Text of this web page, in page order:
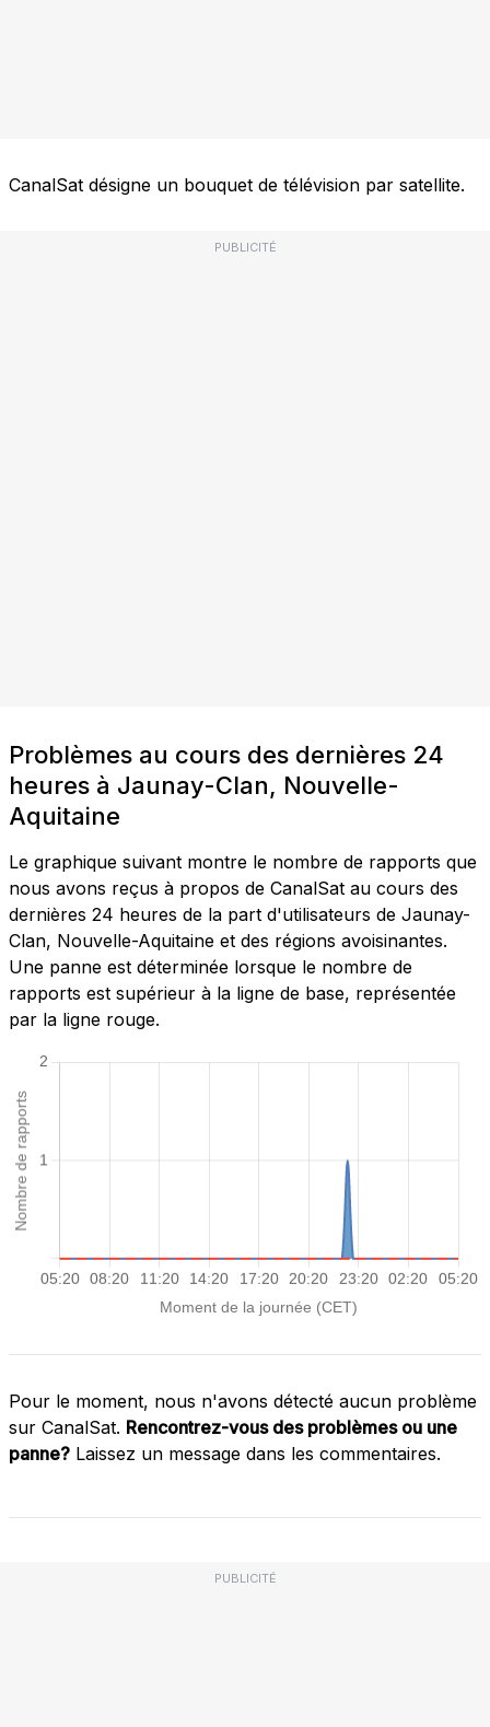
CanalSat désigne un bouquet de télévision par satellite.
PUBLICITÉ
Problèmes au cours des dernières 24
heures à Jaunay-Clan, Nouvelle-
Aquitaine
Le graphique suivant montre le nombre de rapports que
nous avons reçus à propos de CanalSat au cours des
dernières 24 heures de la part d'utilisateurs de Jaunay-
Clan, Nouvelle-Aquitaine et des régions avoisinantes.
Une panne est déterminée lorsque le nombre de
rapports est supérieur à la ligne de base, représentée
par la ligne rouge.
Pour le moment, nous n'avons détecté aucun problème
sur CanalSat. Rencontrez-vous des problèmes ou une
panne? Laissez un message dans les commentaires.
PUBLICITÉ